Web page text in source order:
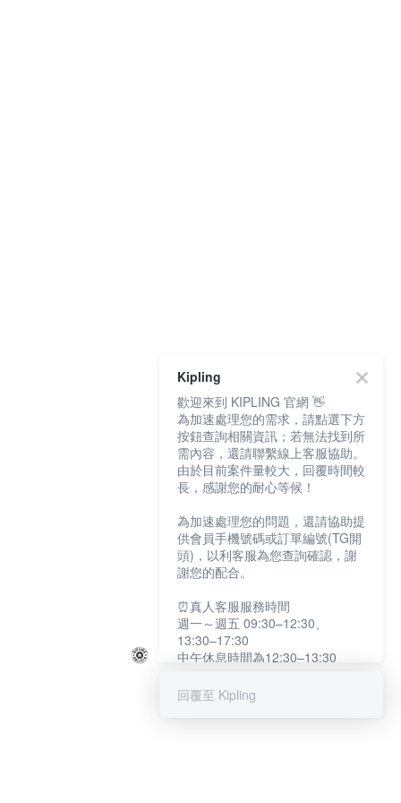
Kipling
歡迎來到 KIPLING 官網 👋
為加速處理您的需求，請點選下方
按鈕查詢相關資訊；若無法找到所
需內容，還請聯繫線上客服協助。
由於目前案件量較大，回覆時間較
長，感謝您的耐心等候！
為加速處理您的問題，還請協助提
供會員手機號碼或訂單編號(TG開
頭)，以利客服為您查詢確認，謝
謝您的配合。
⏰真人客服服務時間
週一～週五 09:30–12:30、
13:30–17:30
中午休息時間為12:30–13:30
提醒您：系統會自動已讀訊息，如
回覆至 Kipling